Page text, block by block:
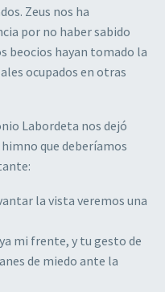
Zeus nos ha
por no haber sabido
beocios hayan tomado la
ocupados en otras
Labordeta nos dejó
que deberíamos
la vista veremos una
mi frente, y tu gesto de
de miedo ante la